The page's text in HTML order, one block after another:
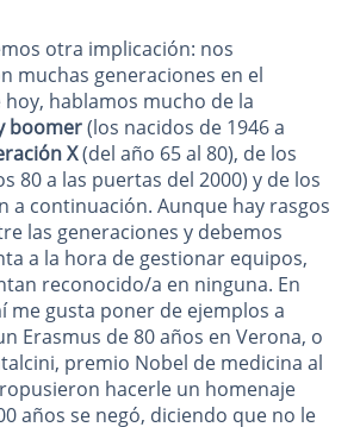
otra implicación: nos
muchas generaciones en el
hablamos mucho de la
boomer(los nacidos de 1946 a
X(del año 65 al 80), de los
80 a las puertas del 2000) y de los
a continuación. Aunque hay rasgos
las generaciones y debemos
a la hora de gestionar equipos,
reconocido/a en ninguna. En
me gusta poner de ejemplos a
Erasmus de 80 años en Verona, o
premio Nobel de medicina al
hacerle un homenaje
años se negó, diciendo que no le